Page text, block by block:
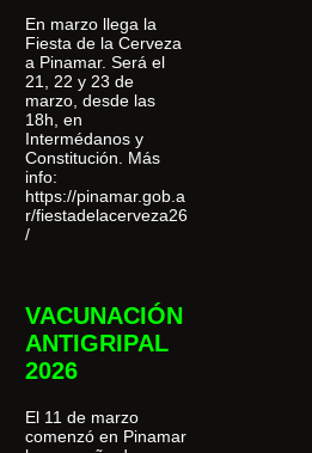
En marzo llega la
Fiesta de la Cerveza
a Pinamar. Será el
21, 22 y 23 de
marzo, desde las
18h, en
Intermédanos y
Constitución. Más
info:
https://pinamar.gob.a
r/fiestadelacerveza26
/
VACUNACIÓN
ANTIGRIPAL
2026
El 11 de marzo
comenzó en Pinamar